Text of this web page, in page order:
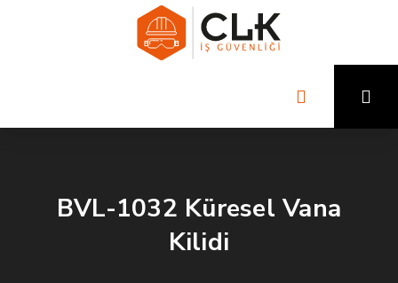
BVL-1032 Küresel Vana
Kilidi